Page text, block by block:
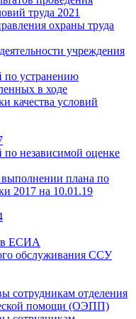
труда 2021
охраны труда
учреждения
по устранению
в ходе
качества условий
независимой оценке
плана по
2017 на 10.01.19
в ЕСИА
обслуживания ССУ
сотрудникам отделения
помощи (ОЭПП)